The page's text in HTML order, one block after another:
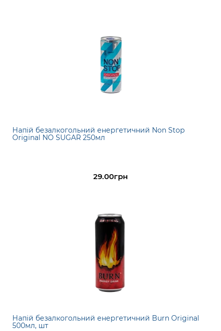
Напій безалкогольний енергетичний Non Stop
Original NO SUGAR 250мл
29.00грн
Напій безалкогольний енергетичний Burn Original
500мл, шт